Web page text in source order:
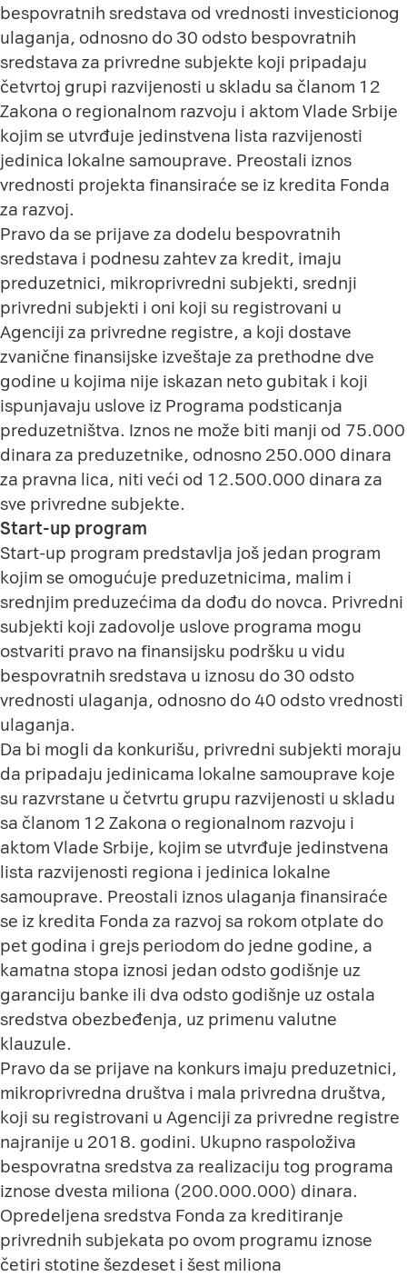
bespovratnih sredstava od vrednosti investicionog
ulaganja, odnosno do 30 odsto bespovratnih
sredstava za privredne subjekte koji pripadaju
četvrtoj grupi razvijenosti u skladu sa članom 12
Zakona o regionalnom razvoju i aktom Vlade Srbije
kojim se utvrđuje jedinstvena lista razvijenosti
jedinica lokalne samouprave. Preostali iznos
vrednosti projekta finansiraće se iz kredita Fonda
za razvoj.
Pravo da se prijave za dodelu bespovratnih
sredstava i podnesu zahtev za kredit, imaju
preduzetnici, mikroprivredni subjekti, srednji
privredni subjekti i oni koji su registrovani u
Agenciji za privredne registre, a koji dostave
zvanične finansijske izveštaje za prethodne dve
godine u kojima nije iskazan neto gubitak i koji
ispunjavaju uslove iz Programa podsticanja
preduzetništva. Iznos ne može biti manji od 75.000
dinara za preduzetnike, odnosno 250.000 dinara
za pravna lica, niti veći od 12.500.000 dinara za
sve privredne subjekte.
Start-up program
Start-up program predstavlja još jedan program
kojim se omogućuje preduzetnicima, malim i
srednjim preduzećima da dođu do novca. Privredni
subjekti koji zadovolje uslove programa mogu
ostvariti pravo na finansijsku podršku u vidu
bespovratnih sredstava u iznosu do 30 odsto
vrednosti ulaganja, odnosno do 40 odsto vrednosti
ulaganja.
Da bi mogli da konkurišu, privredni subjekti moraju
da pripadaju jedinicama lokalne samouprave koje
su razvrstane u četvrtu grupu razvijenosti u skladu
sa članom 12 Zakona o regionalnom razvoju i
aktom Vlade Srbije, kojim se utvrđuje jedinstvena
lista razvijenosti regiona i jedinica lokalne
samouprave. Preostali iznos ulaganja finansiraće
se iz kredita Fonda za razvoj sa rokom otplate do
pet godina i grejs periodom do jedne godine, a
kamatna stopa iznosi jedan odsto godišnje uz
garanciju banke ili dva odsto godišnje uz ostala
sredstva obezbeđenja, uz primenu valutne
klauzule.
Pravo da se prijave na konkurs imaju preduzetnici,
mikroprivredna društva i mala privredna društva,
koji su registrovani u Agenciji za privredne registre
najranije u 2018. godini. Ukupno raspoloživa
bespovratna sredstva za realizaciju tog programa
iznose dvesta miliona (200.000.000) dinara.
Opredeljena sredstva Fonda za kreditiranje
privrednih subjekata po ovom programu iznose
četiri stotine šezdeset i šest miliona